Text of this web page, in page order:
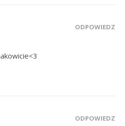
ODPOWIEDZ
ODPOWIEDZ